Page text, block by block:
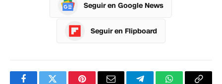
Seguir en Google News
Seguir en Flipboard